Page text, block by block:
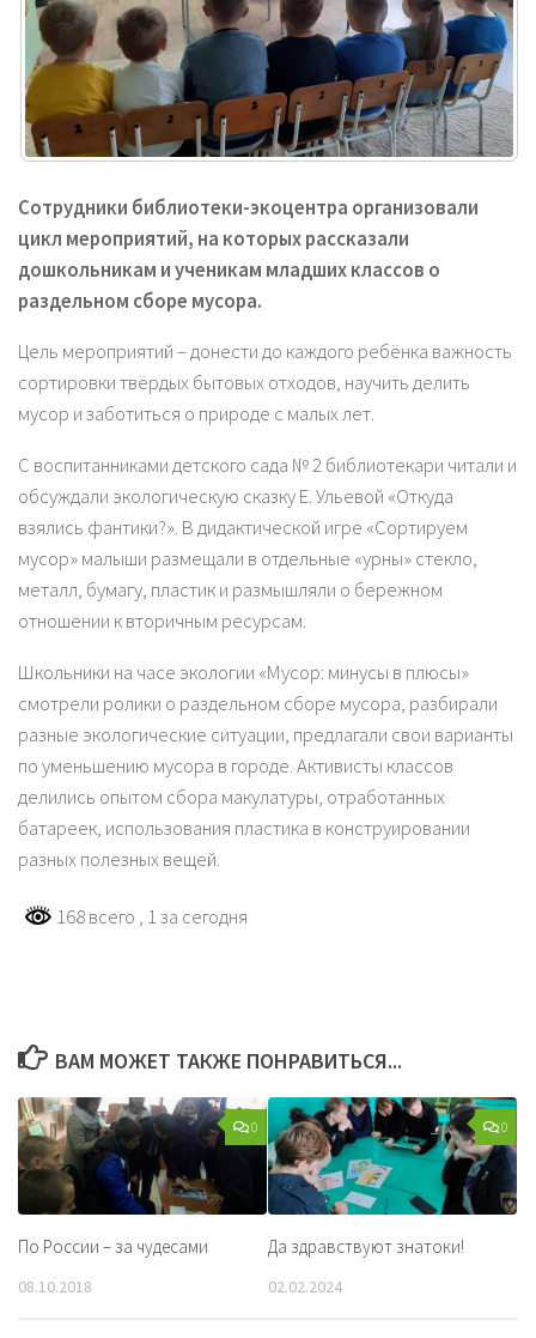
Сотрудники библиотеки-экоцентра организовали
цикл мероприятий, на которых рассказали
дошкольникам и ученикам младших классов о
раздельном сборе мусора.
Цель мероприятий – донести до каждого ребёнка важность
сортировки твёрдых бытовых отходов, научить делить
мусор и заботиться о природе с малых лет.
С воспитанниками детского сада № 2 библиотекари читали и
обсуждали экологическую сказку Е. Ульевой «Откуда
взялись фантики?». В дидактической игре «Сортируем
мусор» малыши размещали в отдельные «урны» стекло,
металл, бумагу, пластик и размышляли о бережном
отношении к вторичным ресурсам.
Школьники на часе экологии «Мусор: минусы в плюсы»
смотрели ролики о раздельном сборе мусора, разбирали
разные экологические ситуации, предлагали свои варианты
по уменьшению мусора в городе. Активисты классов
делились опытом сбора макулатуры, отработанных
батареек, использования пластика в конструировании
разных полезных вещей.
168 всего , 1 за сегодня
ВАМ МОЖЕТ ТАКЖЕ ПОНРАВИТЬСЯ...
0
По России – за чудесами
08.10.2018
0
Да здравствуют знатоки!
02.02.2024